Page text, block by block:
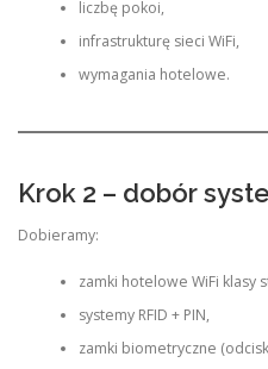
liczbę pokoi,
infrastrukturę sieci WiFi,
wymagania hotelowe.
Krok 2 – dobór
Dobieramy:
zamki hotelowe WiFi klasy
systemy RFID + PIN,
zamki biometryczne